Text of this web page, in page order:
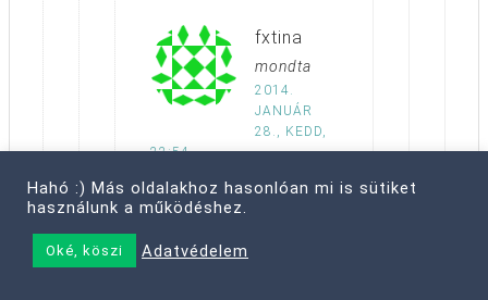
fxtina
mondta
2014.
JANUÁR
28., KEDD,
22:54
is pocokképűvé
alapveően kerek arcú
Hahó :) Más oldalakhoz hasonlóan mi is sütiket
használunk a működéshez.
Oké, köszi Adatvédelem